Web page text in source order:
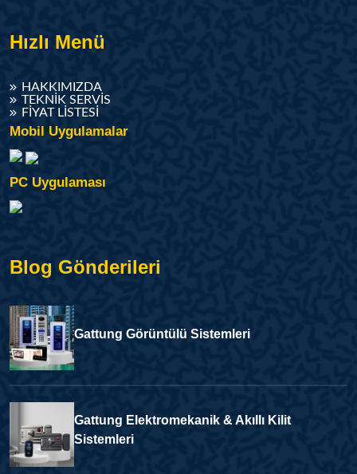
Hızlı Menü
HAKKIMIZDA
TEKNIK SERVIS
FIYAT LISTESI
Mobil Uygulamalar
PC Uygulaması
Blog Gönderileri
Gattung Görüntülü Sistemleri
Gattung Elektromekanik & Akıllı Kilit
Sistemleri